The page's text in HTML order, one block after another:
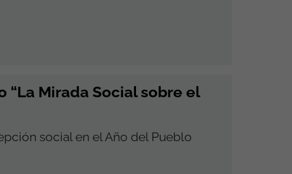
“La Mirada Social sobre el
social en el Año del Pueblo